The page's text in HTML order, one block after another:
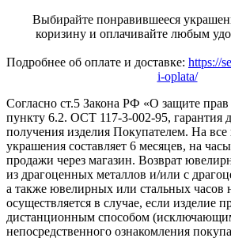
Выбирайте понравившееся
коризину и оплачивайте любым
Подробнее об оплате и доставке: https://
i-oplata/
Согласно ст.5 Закона РФ «О защите прав
пункту 6.2. ОСТ 117-3-002-95, гарантия
получения изделия Покупателем. На
украшения составляет 6 месяцев, на
продажи через магазин. Возврат
из драгоценных металлов и/или с
а также ювелирных или стальных часов
осуществляется в случае, если изделие
дистанционным способом
непосредственного ознакомления